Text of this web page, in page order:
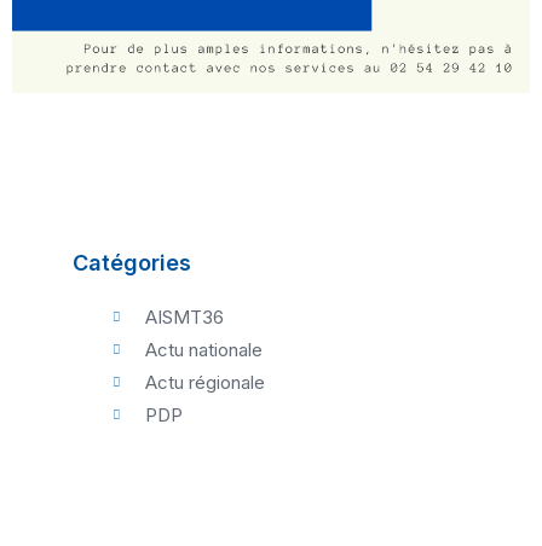
Catégories
AISMT36
Actu nationale
Actu régionale
PDP